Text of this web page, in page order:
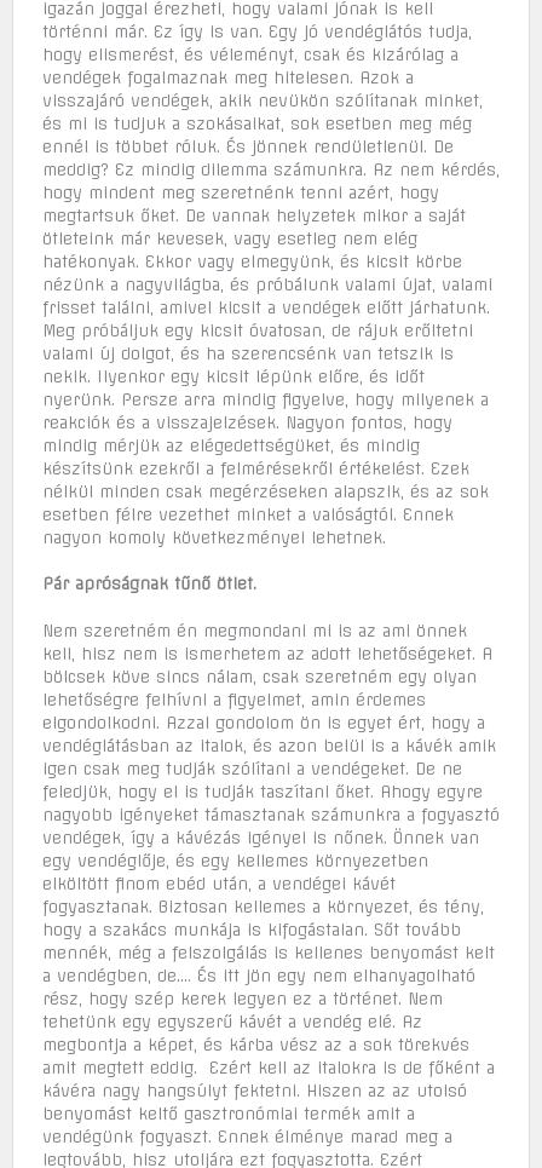
igazán joggal érezheti, hogy valami jónak is kell
történni már. Ez így is van. Egy jó vendéglátós tudja,
hogy elismerést, és véleményt, csak és kizárólag a
vendégek fogalmaznak meg hitelesen. Azok a
visszajáró vendégek, akik nevükön szólítanak minket,
és mi is tudjuk a szokásaikat, sok esetben meg még
ennél is többet róluk. És jönnek rendületlenül. De
meddig? Ez mindig dilemma számunkra. Az nem kérdés,
hogy mindent meg szeretnénk tenni azért, hogy
megtartsuk őket. De vannak helyzetek mikor a saját
ötleteink már kevesek, vagy esetleg nem elég
hatékonyak. Ekkor vagy elmegyünk, és kicsit körbe
nézünk a nagyvilágba, és próbálunk valami újat, valami
frisset találni, amivel kicsit a vendégek előtt járhatunk.
Meg próbáljuk egy kicsit óvatosan, de rájuk erőltetni
valami új dolgot, és ha szerencsénk van tetszik is
nekik. Ilyenkor egy kicsit lépünk előre, és időt
nyerünk. Persze arra mindig figyelve, hogy milyenek a
reakciók és a visszajelzések. Nagyon fontos, hogy
mindig mérjük az elégedettségüket, és mindig
készítsünk ezekről a felmérésekről értékelést. Ezek
nélkül minden csak megérzéseken alapszik, és az sok
esetben félre vezethet minket a valóságtól. Ennek
nagyon komoly következményei lehetnek.
Pár apróságnak tűnő ötlet.
Nem szeretném én megmondani mi is az ami önnek
kell, hisz nem is ismerhetem az adott lehetőségeket. A
bölcsek köve sincs nálam, csak szeretném egy olyan
lehetőségre felhívni a figyelmet, amin érdemes
elgondolkodni. Azzal gondolom ön is egyet ért, hogy a
vendéglátásban az italok, és azon belül is a kávék amik
igen csak meg tudják szólítani a vendégeket. De ne
feledjük, hogy el is tudják taszítani őket. Ahogy egyre
nagyobb igényeket támasztanak számunkra a fogyasztó
vendégek, így a kávézás igényei is nőnek. Önnek van
egy vendéglője, és egy kellemes környezetben
elköltött finom ebéd után, a vendégei kávét
fogyasztanak. Biztosan kellemes a környezet, és tény,
hogy a szakács munkája is kifogástalan. Sőt tovább
mennék, még a felszolgálás is kellenes benyomást kelt
a vendégben, de…. És itt jön egy nem elhanyagolható
rész, hogy szép kerek legyen ez a történet. Nem
tehetünk egy egyszerű kávét a vendég elé. Az
megbontja a képet, és kárba vész az a sok törekvés
amit megtett eddig. Ezért kell az italokra is de főként a
kávéra nagy hangsúlyt fektetni. Hiszen az az utolsó
benyomást keltő gasztronómiai termék amit a
vendégünk fogyaszt. Ennek élménye marad meg a
legtovább, hisz utoljára ezt fogyasztotta. Ezért